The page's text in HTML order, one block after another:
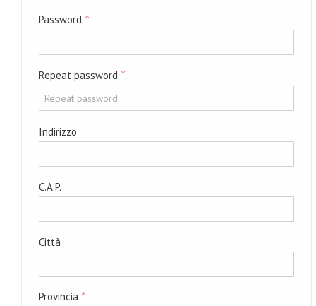
Password *
Repeat password *
Indirizzo
C.A.P.
Città
Provincia *